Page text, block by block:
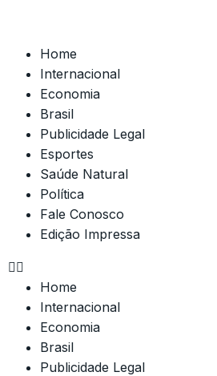
Home
Internacional
Economia
Brasil
Publicidade Legal
Esportes
Saúde Natural
Política
Fale Conosco
Edição Impressa
Home
Internacional
Economia
Brasil
Publicidade Legal